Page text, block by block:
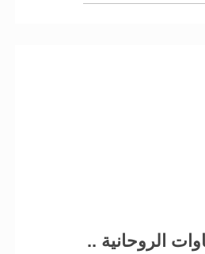
الروحانية ..